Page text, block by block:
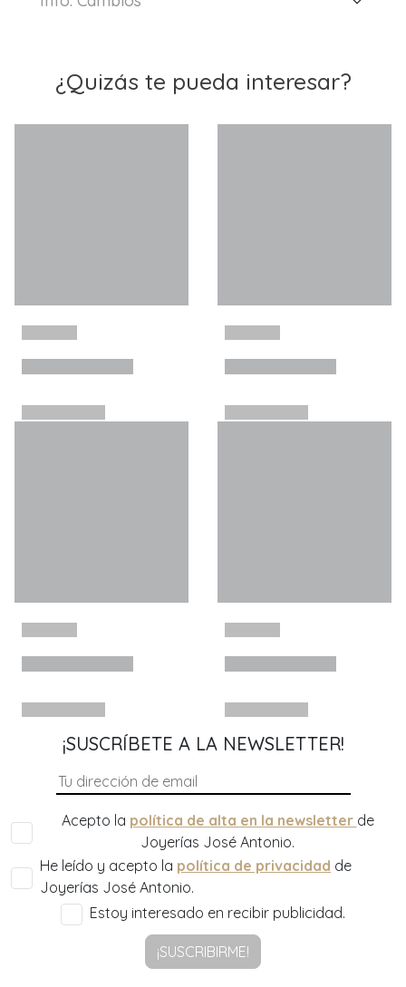
¿Quizás te pueda interesar?
¡SUSCRÍBETE A LA NEWSLETTER!
Acepto la política de alta en la newsletter de
Joyerías José Antonio.
He leído y acepto la política de privacidad de
Joyerías José Antonio.
Estoy interesado en recibir publicidad.
¡SUSCRIBIRME!